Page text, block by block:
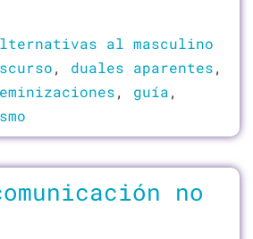
al masculino
, duales aparentes,
, guía,
no